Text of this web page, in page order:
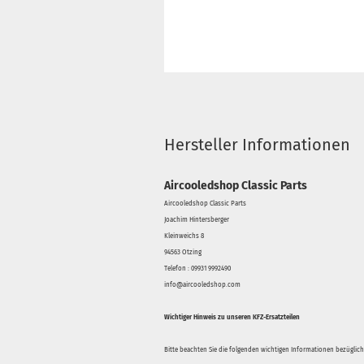
Hersteller Informationen
Aircooledshop Classic Parts
Aircooledshop Classic Parts
Joachim Hintersberger
Kleinweichs 8
94563 Otzing
Telefon : 09931 9992490
info@aircooledshop.com
Wichtiger Hinweis zu unseren KFZ-Ersatzteilen
Bitte beachten Sie die folgenden wichtigen Informationen bezüglich